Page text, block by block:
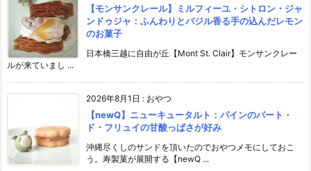
【モンサンクレール】ミルフィーユ・シトロン・ジャ
ンドゥジャ：ふんわりとバジル香る手の込んだレモン
のお菓子
日本橋三越に自由が丘【Mont St. Clair】モンサンクレー
ルが来ていまし ...
2026年8月1日 : おやつ
【newQ】ニューキュータルト：パインのパート・
ド・フリュイの甘酸っぱさが好み
沖縄尽くしのサンドを頂いたのでおやつメモにしておこ
う。寿製菓が展開する【newQ ...